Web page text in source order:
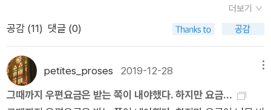
가 더 많아질 지 모르겠습니다. 인터넷 뉴스와 텔레비전 화면만을
보면 세상엔 밖으로 나갈 수 없을 것만 같습니다만, 밖으로 나오
면 사람들이 많은 편입니다. 날씨가 춥지만 지나가는 사람들이 적
지 않아요. 가게들은 영업을 하고 있습니다. 오면서 봤는데, 올겨
울 새로 나온 딸기는 조금 비싸서 집에 가서 어제 새로 산 귤을 먹
기로 하고 왔습니다. 딸기가 가격차이가 있었는데, 처음 나오는
올리브오일을 넉넉히 뿌려 트뤼프 소금을 살짝 넣어 만든 간단한
요리다. 유리네가 무슨 식재료인지 궁금해 검색해보니 백합근이
는 개 이름도 유리네다. 같은 뜻으로 쓰인 건지 다른 뜻을 가졌는
지 궁금하다. 『츠바키 문구점』을 읽어서인지 그 소설의 교정을
보는 과정을 말하는 부분에서는 가만히 소설 속 정경을 떠올렸다.
서 상관없이 잘 읽혔다. 처음엔 그냥 시시콜콜 사소한 일상을 일
기처럼 엮은 에세이류의 소설이라 시시했는데, 읽을 수록 그 싱겁
고 밍밍함에서 잡아끄는 따스함이 느껴졌다. 아마도 주인공이 너
무 착해서 착한데 또 뭐 이런 바보같은 인간이 있어 이런 류가 아
니라 은근히 이해할 수 있는 빨려들어가는 선함이 그것이다. 편지
사연들도 사실 드라마틱한 전개를 원한다면 훨씬 자극적인 소재
더보기
공감 (11) 댓글 (0)
petites_proses 2019-12-28
그때까지 우편요금은 받는 쪽이 내야했다. 하지만 요금...